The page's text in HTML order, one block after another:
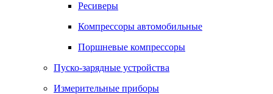
Ресиверы
Компрессоры автомобильные
Поршневые компрессоры
Пуско-зарядные устройства
Измерительные приборы